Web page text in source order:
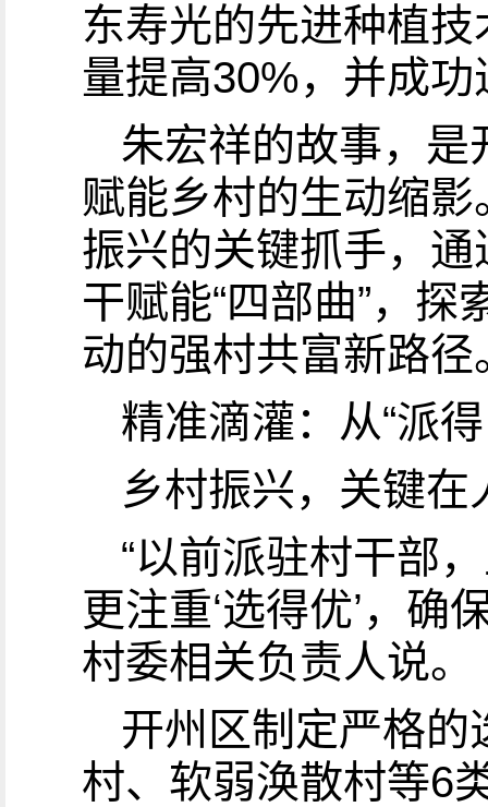
东寿光的先进种植
量提高30%，并成
朱宏祥的故事，是
赋能乡村的生动缩
振兴的关键抓手，
干赋能“四部曲”，
动的强村共富新路径
精准滴灌：从“派得
乡村振兴，关键在
“以前派驻村干部
更注重‘选得优’，确
村委相关负责人说。
开州区制定严格
村、软弱涣散村等6